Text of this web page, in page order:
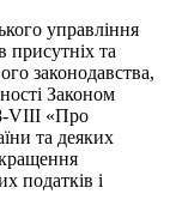
управління
та
законодавства,
Законом
VIII «Про
та деяких
податків і